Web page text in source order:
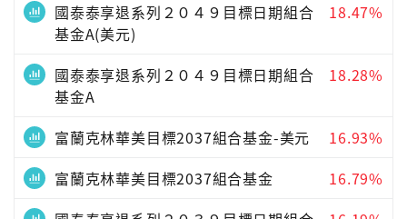
國泰泰享退系列２０４９目標日期組合
基金A(美元)
18.47%
國泰泰享退系列２０４９目標日期組合
基金A
18.28%
富蘭克林華美目標2037組合基金-美元
16.93%
富蘭克林華美目標2037組合基金
16.79%